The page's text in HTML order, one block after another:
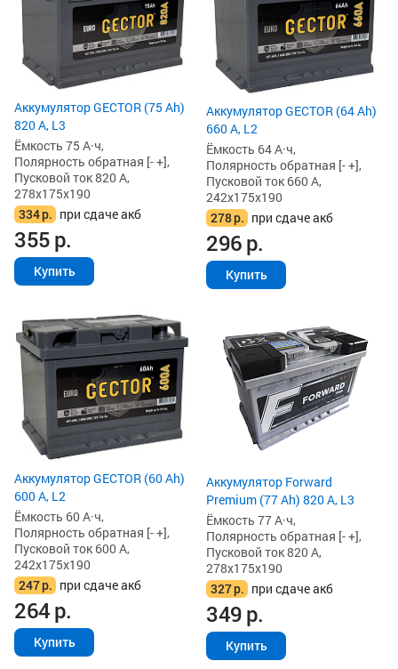
Аккумулятор GECTOR (75 Ah)
820 А, L3
Ёмкость 75 А·ч,
Полярность обратная [- +],
Пусковой ток 820 А,
278x175x190
334р. при сдаче акб
355р.
Купить
Аккумулятор GECTOR (64 Ah)
660 А, L2
Ёмкость 64 А·ч,
Полярность обратная [- +],
Пусковой ток 660 А,
242x175x190
278р. при сдаче акб
296р.
Купить
Аккумулятор GECTOR (60 Ah)
600 А, L2
Ёмкость 60 А·ч,
Полярность обратная [- +],
Пусковой ток 600 А,
242x175x190
247р. при сдаче акб
264р.
Купить
Аккумулятор Forward
Premium (77 Ah) 820 А, L3
Ёмкость 77 А·ч,
Полярность обратная [- +],
Пусковой ток 820 А,
278x175x190
327р. при сдаче акб
349р.
Купить